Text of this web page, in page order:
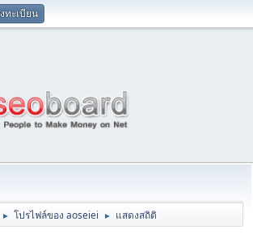
ทะเบียน
► โปรไฟล์ของ aoseiei ► แสดงสถิติ